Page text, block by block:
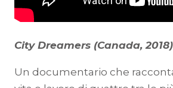
City Dreamers (Canada, 2018)
Un documentario che